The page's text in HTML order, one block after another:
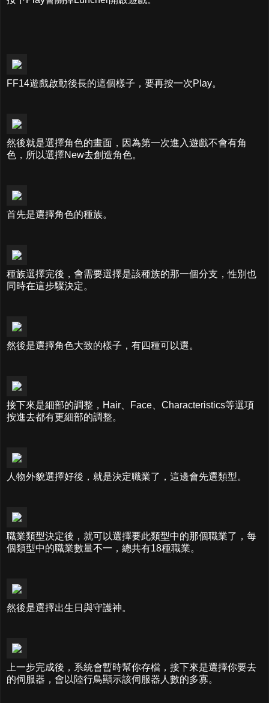
FF14遊戲啟動後長的這個樣子，要再按一次Play。
然後就是選擇角色的畫面，因為第一次進入遊戲不會有角
色，所以選擇New去創造角色。
首先是選擇角色的種族。
種族選擇完後，會需要選擇是該種族的那一個分支，性別也
同時在這步驟決定。
然後是選擇角色大致的樣子，有四種可以選。
接下來是細部的調整，Hair、Face、Characteristics等選項
按進去都有更細部的調整。
人物外貌選擇好後，就是決定職業了，這邊會先選類型。
職業類型決定後，就可以選擇要此類型中的那個職業了，每
個類型中的職業數量不一，總共有18種職業。
然後是選擇出生日與守護神。
上一步完成後，系統會暫時幫你存檔，接下來是選擇你要去
的伺服器，會以陸行鳥顯示該伺服器人數的多寡。